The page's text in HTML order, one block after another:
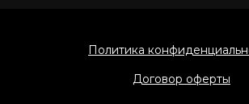
Политика
Договор оферты